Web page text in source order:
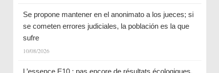
Se propone mantener en el anonimato a los jueces; si
se cometen errores judiciales, la población es la que
sufre
10/08/2026
L’essence E10 : pas encore de résultats écologiques,